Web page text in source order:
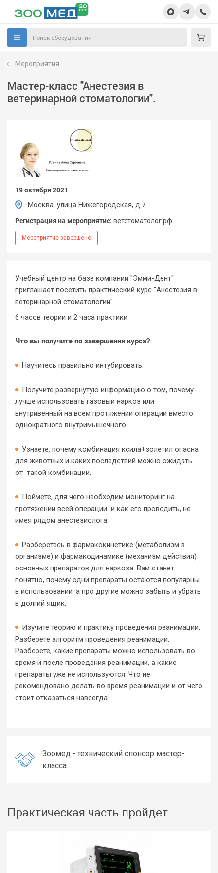
Мероприятия
Мастер-класс "Анестезия в
ветеринарной стоматологии".
19 октября 2021
Москва, улица Нижегородская, д.7
Регистрация на мероприятие: ветстоматолог.рф
Мероприятие завершено
Учебный центр на базе компании "Эмми-Дент"
приглашает посетить практический курс "Анестезия в
ветеринарной стоматологии"
6 часов теории и 2 часа практики
Что вы получите по завершении курса?
Научитесь правильно интубировать.
Получите развернутую информацию о том, почему
лучше использовать газовый наркоз или
внутривенный на всем протяжении операции вместо
однократного внутримышечного.
Узнаете, почему комбинация ксила+золетил опасна
для животных и каких последствий можно ожидать
от такой комбинации.
Поймете, для чего необходим мониторинг на
протяжении всей операции и как его проводить, не
имея рядом анестезиолога.
Разберетесь в фармакокинетике (метаболизм в
организме) и фармакодинамике (механизм действия)
основных препаратов для наркоза. Вам станет
понятно, почему одни препараты остаются популярны
в использовании, а про другие можно забыть и убрать
в долгий ящик.
Изучите теорию и практику проведения реанимации.
Разберете алгоритм проведения реанимации.
Разберете, какие препараты можно использовать во
время и после проведения реанимации, а какие
препараты уже не используются. Что не
рекомендовано делать во время реанимации и от чего
стоит отказаться навсегда.
Зоомед - технический спонсор мастер-
класса.
Практическая часть пройдет